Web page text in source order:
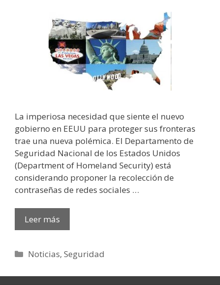
La imperiosa necesidad que siente el nuevo
gobierno en EEUU para proteger sus fronteras
trae una nueva polémica. El Departamento de
Seguridad Nacional de los Estados Unidos
(Department of Homeland Security) está
considerando proponer la recolección de
contraseñas de redes sociales …
Leer más
Categorías
Noticias,Seguridad